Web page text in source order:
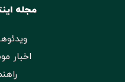
مجله
اخبار